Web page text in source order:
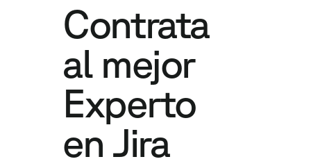
Contrata
al mejor
Experto
en Jira